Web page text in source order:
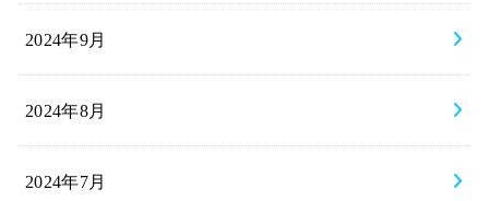
2024年9月
2024年8月
2024年7月